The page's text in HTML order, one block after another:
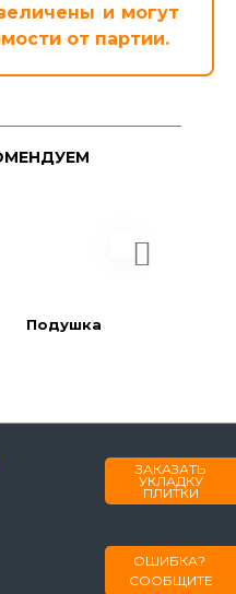
и могут
от партии.
Подушка
ЗАКАЗАТЬ
УКЛАДКУ
ПЛИТКИ
ОШИБКА?
СООБЩИТЕ